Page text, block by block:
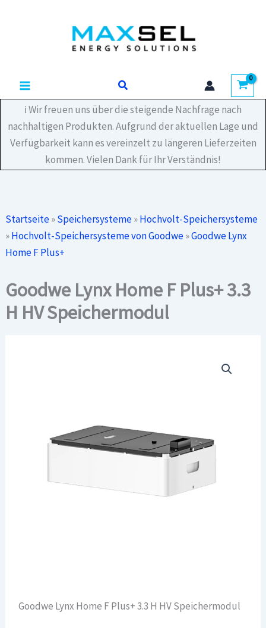
Suchen
ℹ️ Wir freuen uns über die steigende Nachfrage nach
nachhaltigen Produkten. Aufgrund der aktuellen Lage und
Verfügbarkeit kann es vereinzelt zu längeren Lieferzeiten
kommen. Vielen Dank für Ihr Verständnis!
Startseite»Speichersysteme»Hochvolt-Speichersysteme
»Hochvolt-Speichersysteme von Goodwe»Goodwe Lynx
Home F Plus+
Goodwe Lynx Home F Plus+ 3.3
H HV Speichermodul
Goodwe Lynx Home F Plus+ 3.3 H HV Speichermodul